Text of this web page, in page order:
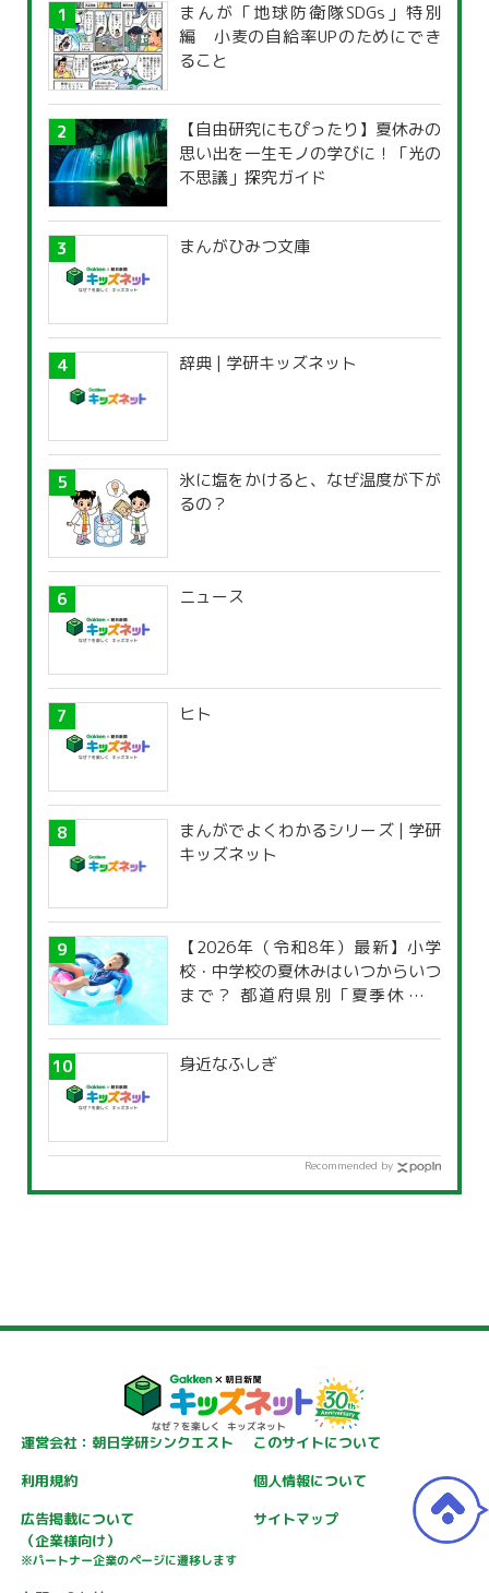
まんが「地球防衛隊SDGs」特別
編 小麦の自給率UPのためにでき
ること
【自由研究にもぴったり】夏休みの
思い出を一生モノの学びに！「光の
不思議」探究ガイド
まんがひみつ文庫
辞典 | 学研キッズネット
氷に塩をかけると、なぜ温度が下が
るの？
ニュース
ヒト
まんがでよくわかるシリーズ | 学研
キッズネット
【2026年（令和8年）最新】小学
校・中学校の夏休みはいつからいつ
まで？ 都道府県別「夏季休暇一
身近なふしぎ
Recommended by
運営会社：朝日学研シンクエスト
このサイトについて
利用規約
個人情報について
広告掲載について
（企業様向け）
※パートナー企業のページに遷移します
サイトマップ